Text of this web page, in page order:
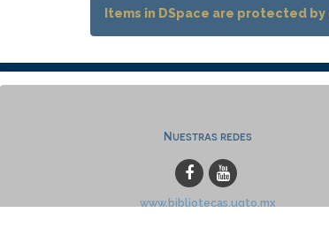
Items in DSpace are protected
Nuestras redes
www.bibliotecas.ugto.mx